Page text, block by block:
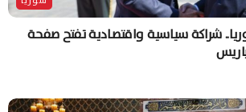
شراكة سياسية واقتصادية تفتح صفحة